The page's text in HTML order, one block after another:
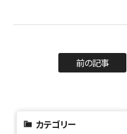
前の記事
カテゴリー